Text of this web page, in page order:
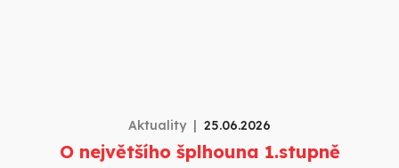
Aktuality 25.06.2026
O největšího šplhouna 1.stupně